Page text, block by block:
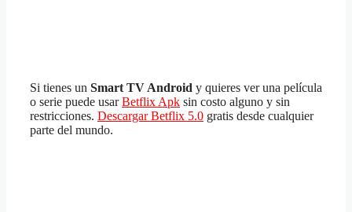
Si tienes un Smart TV Android y quieres ver una película
o serie puede usarBetflix Apk sin costo alguno y sin
restricciones. Descargar Betflix 5.0 gratis desde cualquier
parte del mundo.